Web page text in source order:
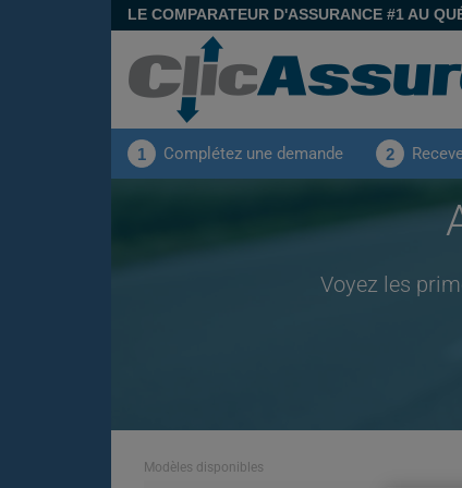
LE COMPARATEUR D'ASSURANCE #1 AU
1 Complétez une demande 2
Voyez les
Modèles disponibles